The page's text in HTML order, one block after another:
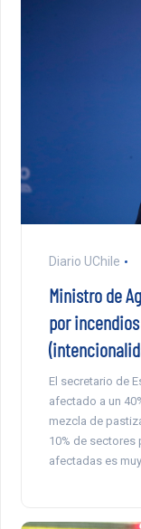
Diario UChile
Ministro de
por
El secretario de
afectado a un
mezcla de
10% de sectores
afectadas es